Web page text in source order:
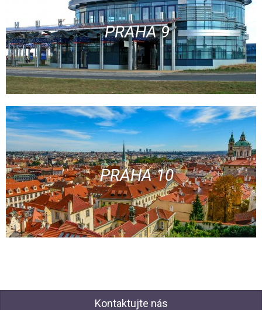
PRAHA 9
PRAHA 10
Kontaktujte nás